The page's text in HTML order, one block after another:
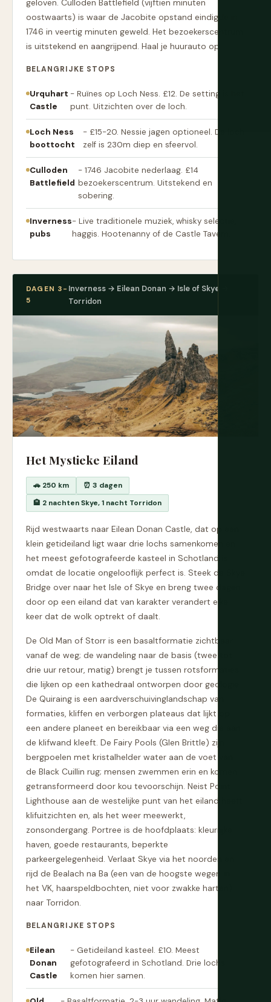
geloven. Culloden Battlefield (vijftien minuten
oostwaarts) is waar de Jacobite opstand eindigde in
1746 in veertig minuten geweld. Het bezoekerscentrum
is uitstekend en aangrijpend. Haal je huurauto op.
BELANGRIJKE STOPS
Urquhart
Castle
- Ruïnes op Loch Ness. £12. De setting is het
punt. Uitzichten over de loch.
Loch Ness
boottocht
- £15-20. Nessie jagen optioneel. De loch
zelf is 230m diep en sfeervol.
Culloden
Battlefield
- 1746 Jacobite nederlaag. £14
bezoekerscentrum. Uitstekend en
sobering.
Inverness
pubs
- Live traditionele muziek, whisky selectie,
haggis. Hootenanny of de Castle Tavern.
DAGEN 3-
5
Inverness → Eilean Donan → Isle of Skye →
Torridon
Het Mystieke Eiland
🚗 250 km
⏰ 3 dagen
🏨 2 nachten Skye, 1 nacht Torridon
Rijd westwaarts naar Eilean Donan Castle, dat op een
klein getideiland ligt waar drie lochs samenkomen en
het meest gefotografeerde kasteel in Schotland is
omdat de locatie ongelooflijk perfect is. Steek de Skye
Bridge over naar het Isle of Skye en breng twee dagen
door op een eiland dat van karakter verandert elke
keer dat de wolk optrekt of daalt.
De Old Man of Storr is een basaltformatie zichtbaar
vanaf de weg; de wandeling naar de basis (twee tot
drie uur retour, matig) brengt je tussen rotsformaties
die lijken op een kathedraal ontworpen door geologie.
De Quiraing is een aardverschuivinglandschap van
formaties, kliffen en verborgen plateaus dat lijkt op
een andere planeet en bereikbaar via een weg die aan
de klifwand kleeft. De Fairy Pools (Glen Brittle) zijn
bergpoelen met kristalhelder water aan de voet van
de Black Cuillin rug; mensen zwemmen erin en komen
getransformeerd door kou tevoorschijn. Neist Point
Lighthouse aan de westelijke punt van het eiland heeft
klifuitzichten en, als het weer meewerkt,
zonsondergang. Portree is de hoofdplaats: kleurrijke
haven, goede restaurants, beperkte
parkeergelegenheid. Verlaat Skye via het noorden en
rijd de Bealach na Ba (een van de hoogste wegen in
het VK, haarspeldbochten, niet voor zwakke harten)
naar Torridon.
BELANGRIJKE STOPS
Eilean
Donan
Castle
- Getideiland kasteel. £10. Meest
gefotografeerd in Schotland. Drie lochs
komen hier samen.